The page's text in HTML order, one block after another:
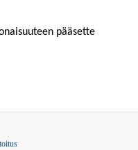
pääsette